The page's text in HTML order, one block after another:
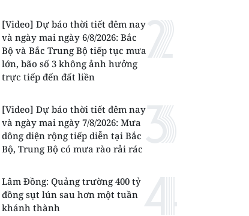
[Video] Dự báo thời tiết đêm nay
và ngày mai ngày 6/8/2026: Bắc
Bộ và Bắc Trung Bộ tiếp tục mưa
lớn, bão số 3 không ảnh hưởng
trực tiếp đến đất liền
[Video] Dự báo thời tiết đêm nay
và ngày mai ngày 7/8/2026: Mưa
dông diện rộng tiếp diễn tại Bắc
Bộ, Trung Bộ có mưa rào rải rác
Lâm Đồng: Quảng trường 400 tỷ
đồng sụt lún sau hơn một tuần
khánh thành